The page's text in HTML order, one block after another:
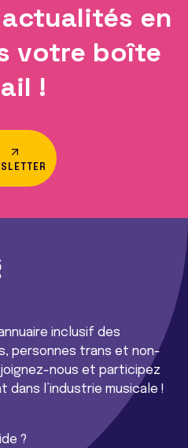
en
votre boîte
!
inclusif des
personnes trans et non-
nous et participez
dans l’industrie musicale !
?